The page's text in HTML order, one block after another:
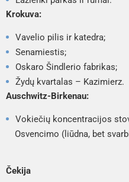
Krokuva:
Vavelio pilis ir katedra;
Senamiestis;
Oskaro Šindlerio fabrikas;
Žydų kvartalas – Kazimierz.
Auschwitz-Birkenau:
Vokiečių koncentracijos
Osvencimo (liūdna, bet
Čekija